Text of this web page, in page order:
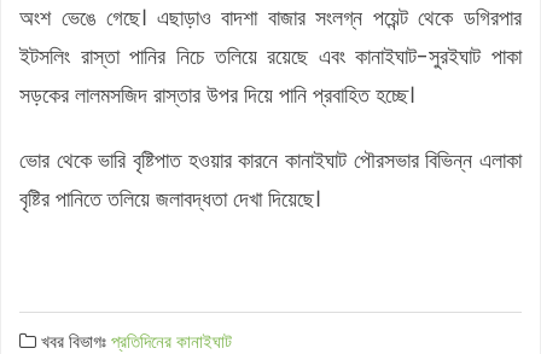
অংশ ভেঙে গেছে। এছাড়াও বাদশা বাজার সংলগ্ন পয়েন্ট থেকে ডগিরপার
ইটসলিং রাস্তা পানির নিচে তলিয়ে রয়েছে এবং কানাইঘাট-সুরইঘাট পাকা
সড়কের লালমসজিদ রাস্তার উপর দিয়ে পানি প্রবাহিত হচ্ছে।
ভোর থেকে ভারি বৃষ্টিপাত হওয়ার কারনে কানাইঘাট পৌরসভার বিভিন্ন এলাকা
বৃষ্টির পানিতে তলিয়ে জলাবদ্ধতা দেখা দিয়েছে।
খবর বিভাগঃপ্রতিদিনের কানাইঘাট